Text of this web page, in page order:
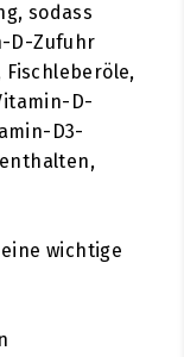
sodass
D-Zufuhr
D-
D3-
wichtige